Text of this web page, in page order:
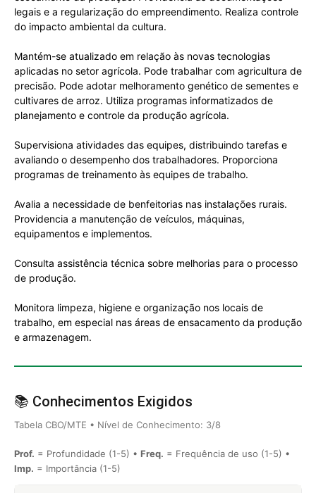
legais e a regularização do empreendimento. Realiza controle
do impacto ambiental da cultura.
Mantém-se atualizado em relação às novas tecnologias
aplicadas no setor agrícola. Pode trabalhar com agricultura de
precisão. Pode adotar melhoramento genético de sementes e
cultivares de arroz. Utiliza programas informatizados de
planejamento e controle da produção agrícola.
Supervisiona atividades das equipes, distribuindo tarefas e
avaliando o desempenho dos trabalhadores. Proporciona
programas de treinamento às equipes de trabalho.
Avalia a necessidade de benfeitorias nas instalações rurais.
Providencia a manutenção de veículos, máquinas,
equipamentos e implementos.
Consulta assistência técnica sobre melhorias para o processo
de produção.
Monitora limpeza, higiene e organização nos locais de
trabalho, em especial nas áreas de ensacamento da produção
e armazenagem.
📚 Conhecimentos Exigidos
Tabela CBO/MTE • Nível de Conhecimento: 3/8
Prof. = Profundidade (1-5) • Freq. = Frequência de uso (1-5) •
Imp. = Importância (1-5)